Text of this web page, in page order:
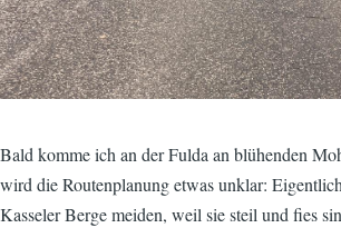
Bald komme ich an der Fulda an blühenden
wird die Routenplanung etwas unklar:
Kasseler Berge meiden, weil sie steil und fies